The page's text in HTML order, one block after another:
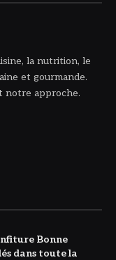
la nutrition, le
et gourmande.
notre approche.
Bonne
dans toute la